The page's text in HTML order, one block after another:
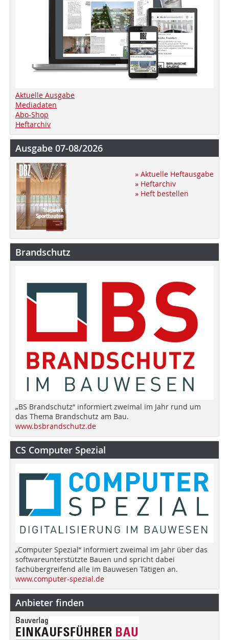
Aktuelle Ausgabe
Mediadaten
Abo-Shop
Heftarchiv
Ausgabe 07-08/2026
» Aktuelle Heftausgabe
» Heftarchiv
» Heft bestellen
Brandschutz
„BS Brandschutz“ informiert zweimal im Jahr rund um
das Thema Brandschutz am Bau.
www.bsbrandschutz.de
CS Computer Spezial
„Computer Spezial“ informiert zweimal im Jahr über das
softwareunterstützte Bauen und spricht dabei
fachübergreifend alle im Bauwesen Tätigen an.
www.computer-spezial.de
Anbieter finden